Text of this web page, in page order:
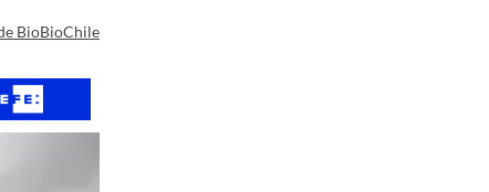
BioBioChile